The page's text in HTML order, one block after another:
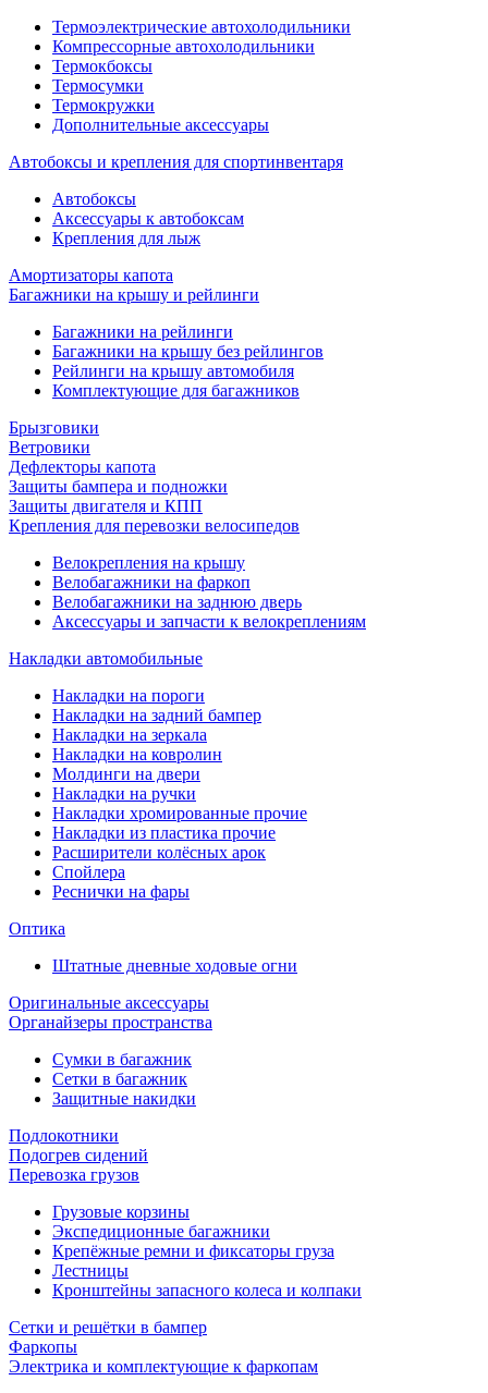
Термоэлектрические автохолодильники
Компрессорные автохолодильники
Термокбоксы
Термосумки
Термокружки
Дополнительные аксессуары
Автобоксы и крепления для спортинвентаря
Автобоксы
Аксессуары к автобоксам
Крепления для лыж
Амортизаторы капота
Багажники на крышу и рейлинги
Багажники на рейлинги
Багажники на крышу без рейлингов
Рейлинги на крышу автомобиля
Комплектующие для багажников
Брызговики
Ветровики
Дефлекторы капота
Защиты бампера и подножки
Защиты двигателя и КПП
Крепления для перевозки велосипедов
Велокрепления на крышу
Велобагажники на фаркоп
Велобагажники на заднюю дверь
Аксессуары и запчасти к велокреплениям
Накладки автомобильные
Накладки на пороги
Накладки на задний бампер
Накладки на зеркала
Накладки на ковролин
Молдинги на двери
Накладки на ручки
Накладки хромированные прочие
Накладки из пластика прочие
Расширители колёсных арок
Спойлера
Реснички на фары
Оптика
Штатные дневные ходовые огни
Оригинальные аксессуары
Органайзеры пространства
Сумки в багажник
Сетки в багажник
Защитные накидки
Подлокотники
Подогрев сидений
Перевозка грузов
Грузовые корзины
Экспедиционные багажники
Крепёжные ремни и фиксаторы груза
Лестницы
Кронштейны запасного колеса и колпаки
Сетки и решётки в бампер
Фаркопы
Электрика и комплектующие к фаркопам